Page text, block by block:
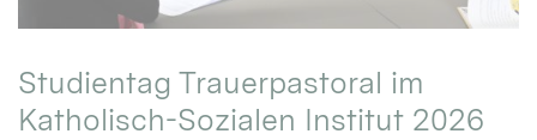
Studientag Trauerpastoral im
Katholisch-Sozialen Institut 2026